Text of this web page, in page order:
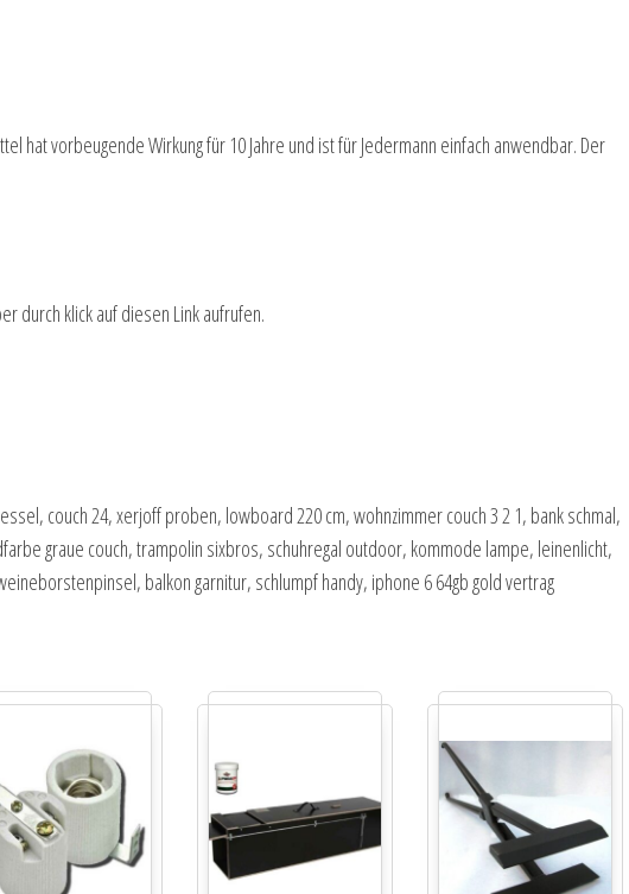
hat vorbeugende Wirkung für 10 Jahre und ist für Jedermann einfach anwendbar. Der
durch klick auf diesen Link aufrufen.
couch 24, xerjoff proben, lowboard 220 cm, wohnzimmer couch 3 2 1, bank schmal,
graue couch, trampolin sixbros, schuhregal outdoor, kommode lampe, leinenlicht,
balkon garnitur, schlumpf handy, iphone 6 64gb gold vertrag